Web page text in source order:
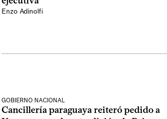
Enzo Adinolfi
GOBIERNO NACIONAL
Cancillería paraguaya reiteró pedido a